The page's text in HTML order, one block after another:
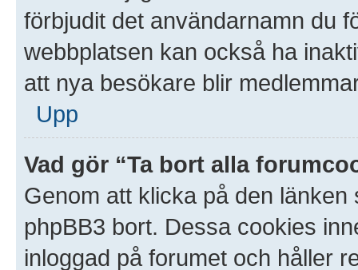
förbjudit det användarnamn du
webbplatsen kan också ha
att nya besökare blir
Upp
Vad gör “Ta bort alla
Genom att klicka på den
phpBB3 bort. Dessa cookies
inloggad på forumet och håller